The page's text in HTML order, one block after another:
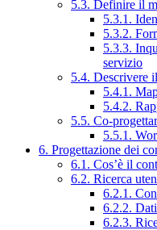
5.3. Definire il
5.3.1.
5.3.2.
5.3.3.
servizio
5.4. Descrivere
5.4.1.
5.4.2.
5.5. Co-
5.5.1.
6. Progettazione dei
6.1. Cos’è il
6.2. Ricerca
6.2.1.
6.2.2.
6.2.3.